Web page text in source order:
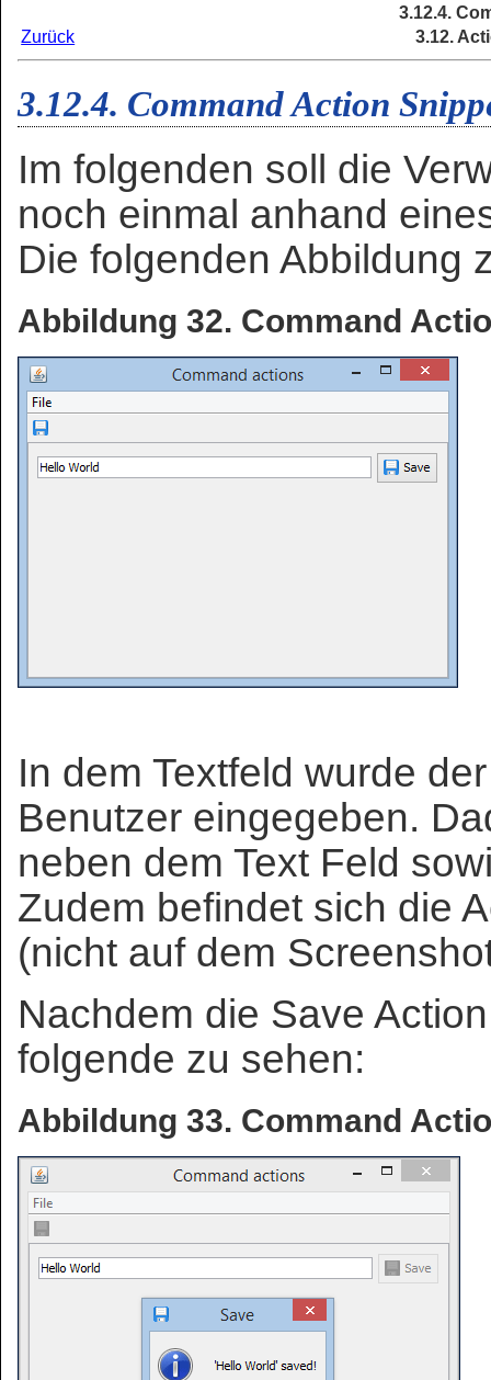
3.12.4.
Zurück
3.12.
3.12.4. Command Action
Im folgenden soll die
noch einmal anhand
Die folgenden Abbildung
Abbildung 32. Command
In dem Textfeld wurde
Benutzer eingegeben.
neben dem Text Feld
Zudem befindet sich die
(nicht auf dem
Nachdem die Save
folgende zu sehen:
Abbildung 33. Command